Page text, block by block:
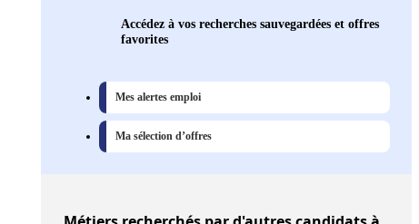
Accédez à vos recherches sauvegardées et offres
favorites
Mes alertes emploi
Ma sélection d’offres